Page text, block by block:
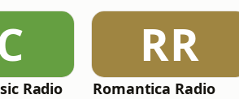
Radio
RR
Romantica Radio